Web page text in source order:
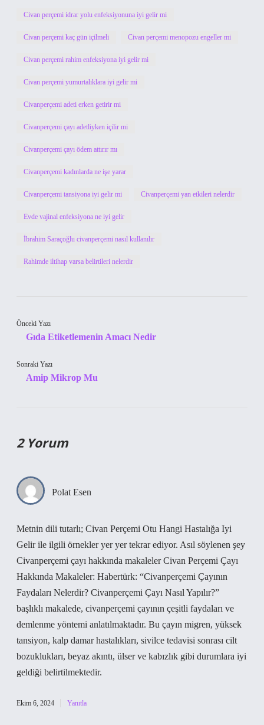
Civan perçemi idrar yolu enfeksiyonuna iyi gelir mi
Civan perçemi kaç gün içilmeli Civan perçemi menopozu engeller mi
Civan perçemi rahim enfeksiyona iyi gelir mi
Civan perçemi yumurtalıklara iyi gelir mi
Civanperçemi adeti erken getirir mi
Civanperçemi çayı adetliyken içilir mi
Civanperçemi çayı ödem attırır mı
Civanperçemi kadınlarda ne işe yarar
Civanperçemi tansiyona iyi gelir mi Civanperçemi yan etkileri nelerdir
Evde vajinal enfeksiyona ne iyi gelir
İbrahim Saraçoğlu civanperçemi nasıl kullanılır
Rahimde iltihap varsa belirtileri nelerdir
Önceki Yazı
Gıda Etiketlemenin Amacı Nedir
Sonraki Yazı
Amip Mikrop Mu
2 Yorum
Polat Esen
Metnin dili tutarlı; Civan Perçemi Otu Hangi Hastalığa Iyi
Gelir ile ilgili örnekler yer yer tekrar ediyor. Asıl söylenen şey
Civanperçemi çayı hakkında makaleler Civan Perçemi Çayı
Hakkında Makaleler: Habertürk: “Civanperçemi Çayının
Faydaları Nelerdir? Civanperçemi Çayı Nasıl Yapılır?”
başlıklı makalede, civanperçemi çayının çeşitli faydaları ve
demlenme yöntemi anlatılmaktadır. Bu çayın migren, yüksek
tansiyon, kalp damar hastalıkları, sivilce tedavisi sonrası cilt
bozuklukları, beyaz akıntı, ülser ve kabızlık gibi durumlara iyi
geldiği belirtilmektedir.
Ekim 6, 2024 Yanıtla